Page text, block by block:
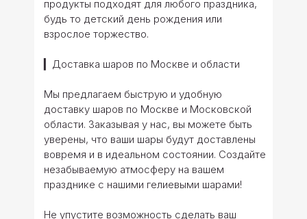
продукты подходят для любого праздника,
будь то детский день рождения или
взрослое торжество.
▎Доставка шаров по Москве и области
Мы предлагаем быструю и удобную
доставку шаров по Москве и Московской
области. Заказывая у нас, вы можете быть
уверены, что ваши шары будут доставлены
вовремя и в идеальном состоянии. Создайте
незабываемую атмосферу на вашем
празднике с нашими гелиевыми шарами!
Не упустите возможность сделать ваш